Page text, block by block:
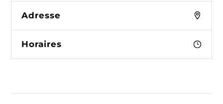
Adresse
Horaires